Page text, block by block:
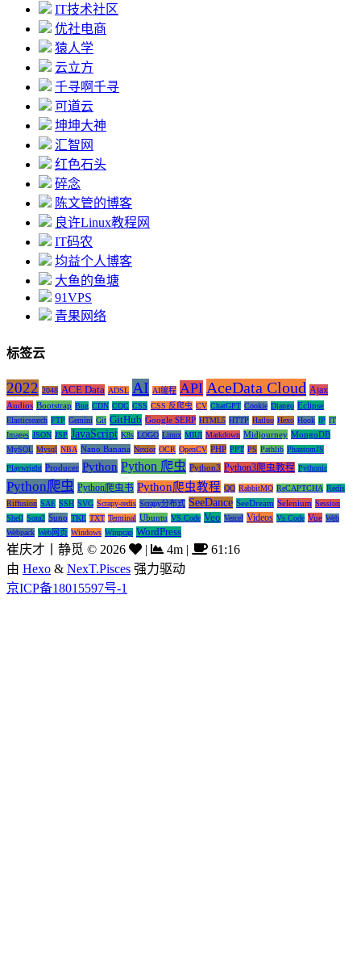
IT技术社区
优社电商
猿人学
云立方
千寻啊千寻
可道云
坤坤大神
汇智网
红色石头
碎念
陈文管的博客
良许Linux教程网
IT码农
均益个人博客
大鱼的鱼塘
91VPS
青果网络
标签云
2022 2048 ACE Data ADSL AI AI编程 API AceData Cloud Ajax
Audios Bootstrap Bug CDN CQC CSS CSS 反爬虫 CV ChatGPT Cookie Django Eclipse
Elasticsearch FTP Gemini Git GitHub Google SERP HTML5 HTTP Hailuo Hexo Hook IP IT
Images JSON JSP JavaScript K8s LOGO Linux MIUI Markdown Midjourney MongoDB
MySQL Mysql NBA Nano Banana Nexior OCR OpenCV PHP PPT PS Pathlib PhantomJS
Playwright Producer Python Python 爬虫 Python3 Python3爬虫教程 Pythonic
Python爬虫 Python爬虫书 Python爬虫教程 QQ RabbitMQ ReCAPTCHA Redis
Riffusion SAE SSH SVG Scrapy-redis Scrapy分布式 SeeDance SeeDream Selenium Session
Shell Sora2 Suno TKE TXT Terminal Ubuntu VS Code Veo Vercel Videos Vs Code Vue Web
Webpack Web网页 Windows Winpcap WordPress
崔庆才丨静觅 © 2026 | 4m |
61:16
由 Hexo & NexT.Pisces 强力驱动
京ICP备18015597号-1